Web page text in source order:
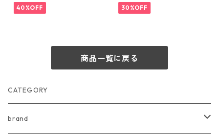
40%OFF 30%OFF
商品一覧に戻る
CATEGORY
brand